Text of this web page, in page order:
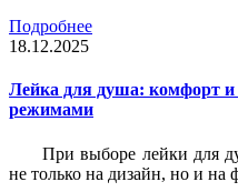
Подробнее
18.12.2025
Лейка для душа: комфорт и
режимами
При выборе лейки для
не только на дизайн, но и на